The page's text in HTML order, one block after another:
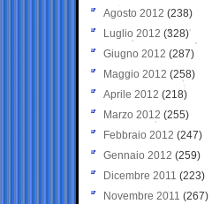
Agosto 2012 (238)
Luglio 2012 (328)
Giugno 2012 (287)
Maggio 2012 (258)
Aprile 2012 (218)
Marzo 2012 (255)
Febbraio 2012 (247)
Gennaio 2012 (259)
Dicembre 2011 (223)
Novembre 2011 (267)